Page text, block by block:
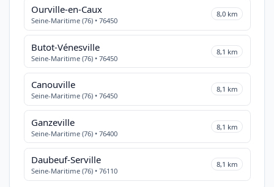
Ourville-en-Caux
Seine-Maritime (76) • 76450
8,0 km
Butot-Vénesville
Seine-Maritime (76) • 76450
8,1 km
Canouville
Seine-Maritime (76) • 76450
8,1 km
Ganzeville
Seine-Maritime (76) • 76400
8,1 km
Daubeuf-Serville
Seine-Maritime (76) • 76110
8,1 km